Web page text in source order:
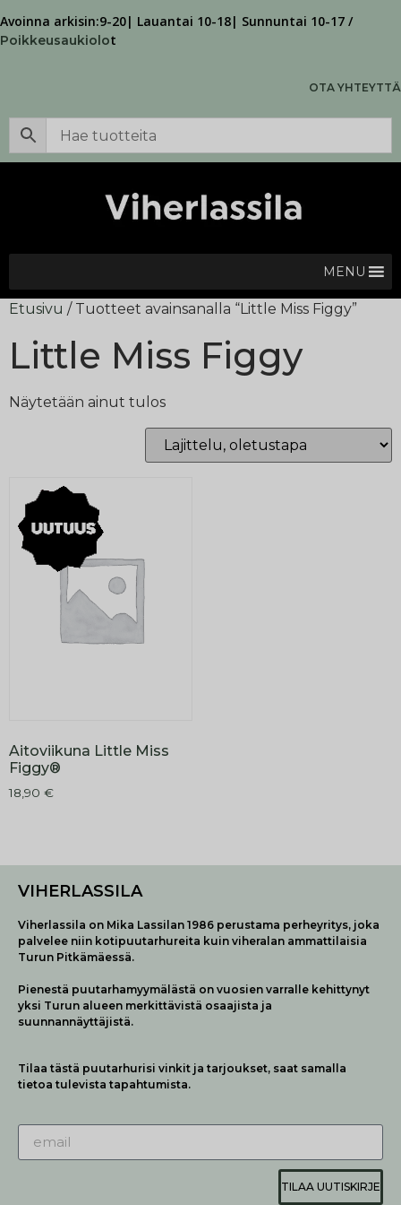
Avoinna arkisin:9-20| Lauantai 10-18| Sunnuntai 10-17 /
Poikkeusaukiolot
OTA YHTEYTTÄ
MENU
Etusivu / Tuotteet avainsanalla “Little Miss Figgy”
Little Miss Figgy
Näytetään ainut tulos
Aitoviikuna Little Miss
Figgy®
18,90 €
VIHERLASSILA
Viherlassila on Mika Lassilan 1986 perustama perheyritys, joka
palvelee niin kotipuutarhureita kuin viheralan ammattilaisia
Turun Pitkämäessä.
Pienestä puutarhamyymälästä on vuosien varralle kehittynyt
yksi Turun alueen merkittävistä osaajista ja
suunnannäyttäjistä.
Tilaa tästä puutarhurisi vinkit ja tarjoukset, saat samalla
tietoa tulevista tapahtumista.
TILAA UUTISKIRJE